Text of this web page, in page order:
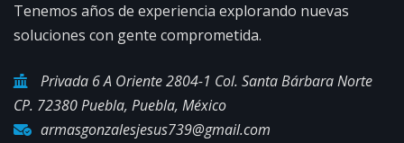
Tenemos años de experiencia explorando nuevas
soluciones con gente comprometida.
Privada 6 A Oriente 2804-1 Col. Santa Bárbara Norte
CP. 72380 Puebla, Puebla, México
armasgonzalesjesus739@gmail.com